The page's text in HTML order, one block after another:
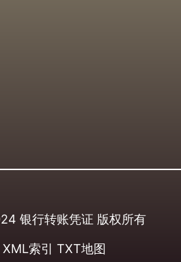
银行转账凭证 版权所有
XML索引 TXT地图